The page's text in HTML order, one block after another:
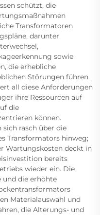
schützt, die
Transformatoren
darunter
sowie
die erhebliche
Störungen führen.
all diese Anforderungen
ihre Ressourcen auf
die
können.
rasch über die
Transformators hinweg;
Wartungskosten deckt in
bereits
wieder ein. Die
die erhöhte
Materialauswahl und
die Alterungs- und